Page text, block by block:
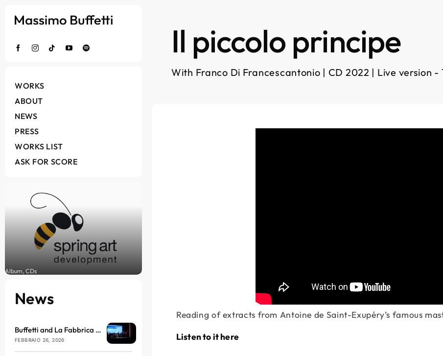
WORKS
ABOUT
NEWS
PRESS
WORKS LIST
ASK FOR SCORE
Album, CDs
News
Buffetti and La Fabbrica del Nulla arrive at the Brillante Theatre in March
FEBBRAIO 26, 2026
Il piccolo principe
With Franco Di Francescantonio | CD 2022 | Live version
Reading of extracts from Antoine de Saint-Exupéry’s famous
Listen to it here